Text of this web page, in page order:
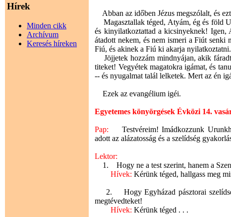
Hírek
Minden cikk
Archívum
Keresés híreken
Abban az időben Jézus megszólalt, és
Magasztallak téged, Atyám, ég és föld
és kinyilatkoztattad a kicsinyeknek!
átadott nekem, és nem ismeri a Fiút senki
Fiú, és akinek a Fiú ki akarja nyilatkoztatni.
Jöjjetek hozzám mindnyájan, akik
titeket! Vegyétek magatokra igámat, és
-- és nyugalmat talál lelketek. Mert az én
Ezek az evangélium igéi.
Egyetemes könyörgések Évközi 14.
Pap: Testvéreim! Imádkozzunk
adott az alázatosság és a szelídség
Lektor:
1. Hogy ne a test szerint, hanem a
Hívek: Kérünk téged, hallgass meg
2. Hogy Egyházad pásztorai
megtévedteket!
Hívek: Kérünk téged . . .